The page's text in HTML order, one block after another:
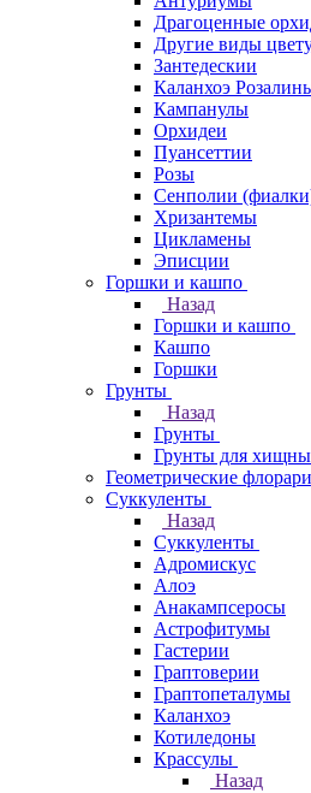
Драгоценные
Другие виды
Зантедескии
Каланхоэ
Кампанулы
Орхидеи
Пуансеттии
Розы
Сенполии
Хризантемы
Цикламены
Эписции
Горшки и кашпо
Назад
Горшки и кашпо
Кашпо
Горшки
Грунты
Назад
Грунты
Грунты для
Геометрические
Суккуленты
Назад
Суккуленты
Адромискус
Алоэ
Анакампсеросы
Астрофитумы
Гастерии
Граптоверии
Граптопеталумы
Каланхоэ
Котиледоны
Крассулы
Назад